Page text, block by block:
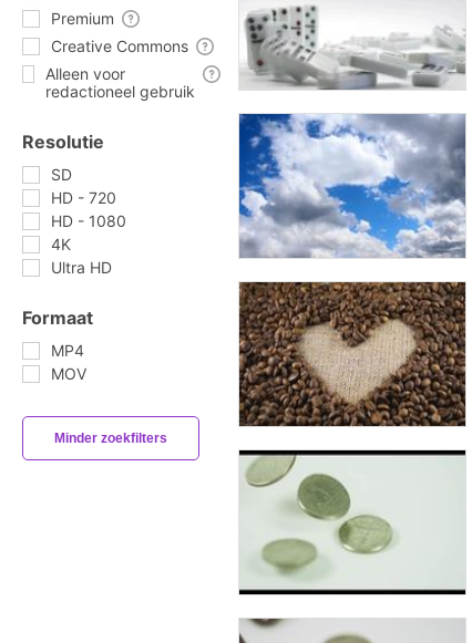
Premium
Creative Commons
Alleen voor
redactioneel gebruik
Resolutie
SD
HD - 720
HD - 1080
4K
Ultra HD
Formaat
MP4
MOV
Minder zoekfilters